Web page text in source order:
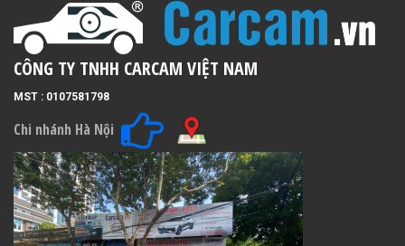
CÔNG TY TNHH CARCAM VIỆT NAM
MST : 0107581798
Chi nhánh Hà Nội